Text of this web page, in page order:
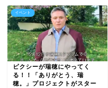
イベント
ピクシーが瑞穂にやってく
る！！「ありがとう、瑞
穂。」プロジェクトがスター